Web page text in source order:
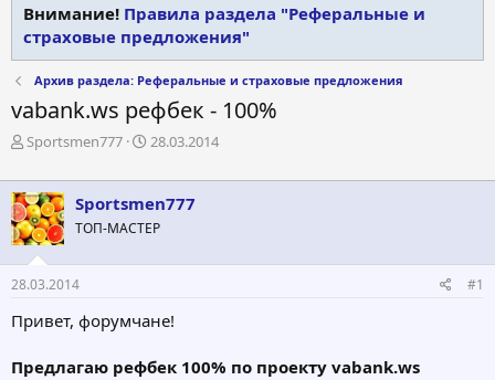
Внимание! Правила раздела "Реферальные и
страховые предложения"
Архив раздела: Реферальные и страховые предложения
vabank.ws рефбек - 100%
А
т
о
р
т
е
м
ы
Sportsmen777
Д
т
а
н
а
ч
л
а
28.03.2014
Sportsmen777
ТОП-МАСТЕР
28.03.2014 #1
Привет, форумчане!
Предлагаю рефбек 100% по проекту vabank.ws